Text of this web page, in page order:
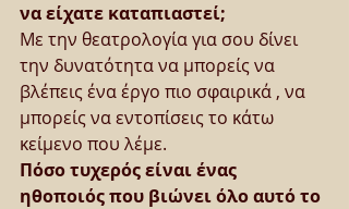
να είχατε καταπιαστεί;
Με την θεατρολογία για σου δίνει
την δυνατότητα να μπορείς να
βλέπεις ένα έργο πιο σφαιρικά , να
μπορείς να εντοπίσεις το κάτω
κείμενο που λέμε.
Πόσο τυχερός είναι ένας
ηθοποιός που βιώνει όλο αυτό το